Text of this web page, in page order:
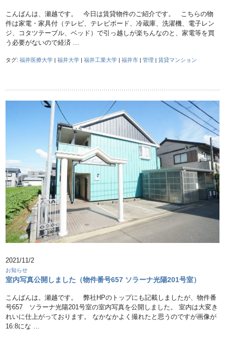
こんばんは、瀬越です。 今日は賃貸物件のご紹介です。 こちらの物
件は家電・家具付（テレビ、テレビボード、冷蔵庫、洗濯機、電子レン
ジ、コタツテーブル、ベッド）で引っ越しが楽ちんなのと、家電等を買
う必要がないので経済 …
タグ:福井医療大学 |福井大学 |福井工業大学 |福井市 |管理 |賃貸マンション
2021/11/2
お知らせ
室内写真公開しました（物件番号657 ソラーナ光陽201号室）
こんばんは。瀬越です。 弊社HPのトップにも記載しましたが、物件番
号657 ソラーナ光陽201号室の室内写真を公開しました。 室内は大変き
れいに仕上がっております。 なかなかよく撮れたと思うのですが画像が
16:8にな …